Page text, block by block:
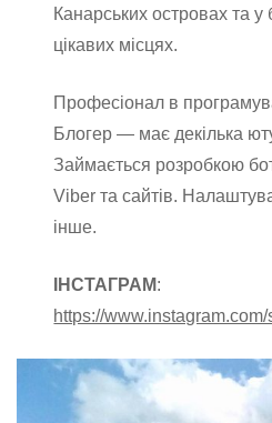
Канарських островах та у
цікавих місцях.
Професіонал в
Блогер — має декілька
Займається розробкою
Viber та сайтів.
інше.
ІНСТАГРАМ:
https://